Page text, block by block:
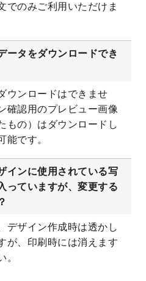
見積書表紙）のデザインテン
。
演会のチラシデザインテンプ
しました。
・フィットネスクラブのチラ
ンプレート
ルのデザインテンプレートを
した。
洋長3、角2）のデザインテンプ
しました。
ルのデザインテンプレート
。
ト版テンプレートをダウンロ
でのみご利用いただけま
ータをダウンロードでき
ウンロードはできませ
確認用のプレビュー画像
もの）はダウンロードし
能です。
インに使用されている写
っていますが、変更する
デザイン作成時は透かし
が、印刷時には消えます
。